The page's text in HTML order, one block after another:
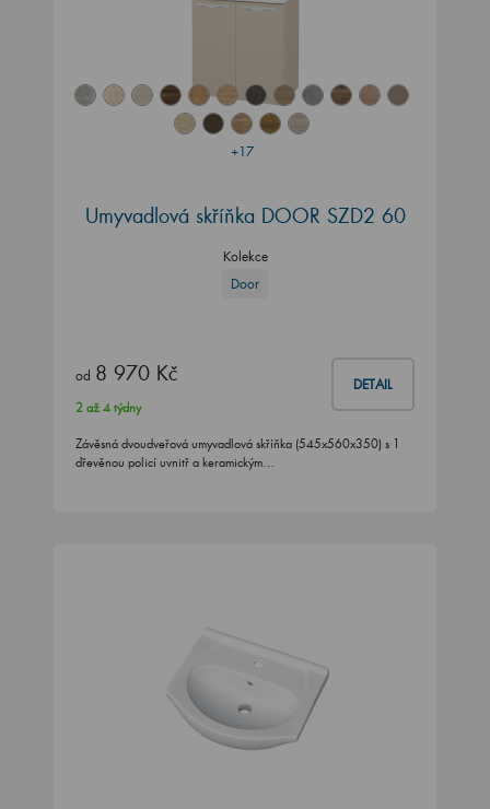
+17
Umyvadlová skříňka DOOR SZD2 60
Kolekce
Door
od 8 970 Kč DETAIL
2 až 4 týdny
Závěsná dvoudveřová umyvadlová skříňka (545x560x350) s 1
dřevěnou policí uvnitř a keramickým…